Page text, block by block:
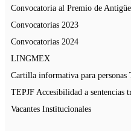
Convocatoria al Premio de
Convocatorias 2023
Convocatorias 2024
LINGMEX
Cartilla informativa para personas
TEPJF Accesibilidad a sentencias
Vacantes Institucionales